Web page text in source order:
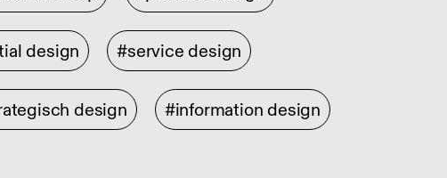
design #service design
design #information design